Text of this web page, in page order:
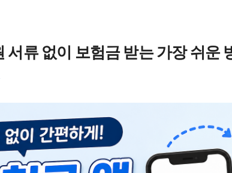
서류 없이 보험금 받는 가장 쉬운